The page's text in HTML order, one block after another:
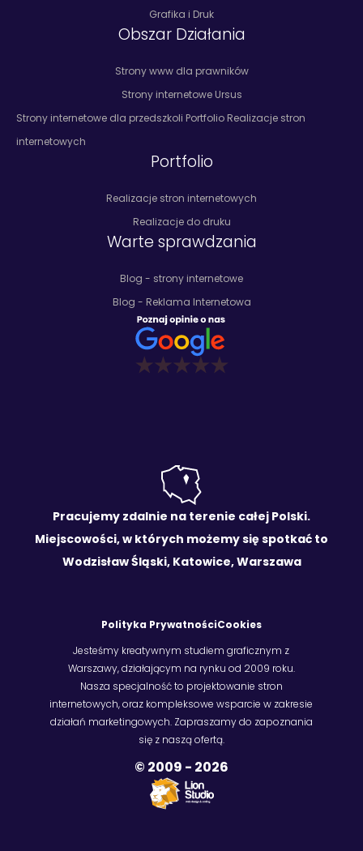
Grafika i Druk
Obszar Działania
Strony www dla prawników
Strony internetowe Ursus
Strony internetowe dla przedszkoli Portfolio Realizacje stron
internetowych
Portfolio
Realizacje stron internetowych
Realizacje do druku
Warte sprawdzania
Blog - strony internetowe
Blog - Reklama Internetowa
Pracujemy zdalnie na terenie całej Polski.
Miejscowości, w których możemy się spotkać to
Wodzisław Śląski, Katowice, Warszawa
Polityka PrywatnościCookies
Jesteśmy kreatywnym studiem graficznym z
Warszawy, działającym na rynku od 2009 roku.
Nasza specjalność to projektowanie stron
internetowych, oraz kompleksowe wsparcie w zakresie
działań marketingowych. Zapraszamy do zapoznania
się z naszą ofertą.
© 2009 - 2026